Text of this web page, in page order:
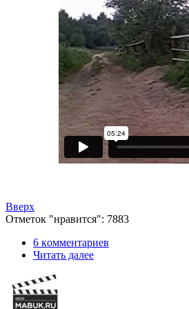
Вверх
Отметок "нравится": 7883
6 кoммeнтаpиев
Читать далее